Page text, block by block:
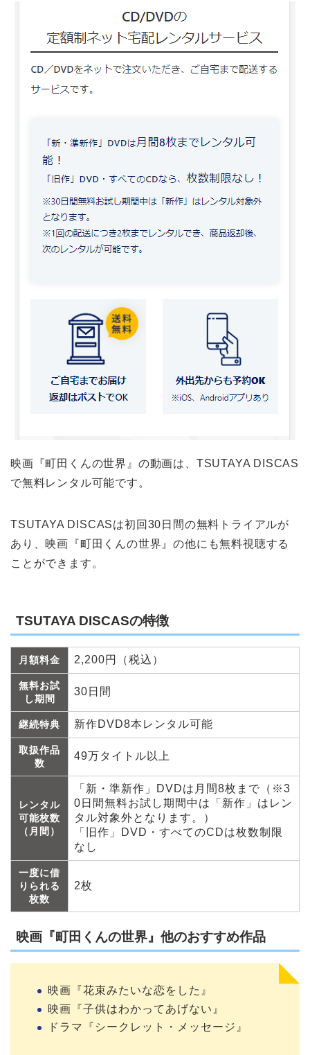
映画『町田くんの世界』の動画は、TSUTAYA DISCAS
で無料レンタル可能です。
TSUTAYA DISCASは初回30日間の無料トライアルが
あり、映画『町田くんの世界』の他にも無料視聴する
ことができます。
TSUTAYA DISCASの特徴
月額料金 2,200円（税込）
無料お試
し期間
30日間
継続特典 新作DVD8本レンタル可能
取扱作品
数
49万タイトル以上
レンタル
可能枚数
（月間）
「新・準新作」DVDは月間8枚まで（※3
0日間無料お試し期間中は「新作」はレン
タル対象外となります。）
「旧作」DVD・すべてのCDは枚数制限
なし
一度に借
りられる
枚数
2枚
映画『町田くんの世界』他のおすすめ作品
映画『花束みたいな恋をした』
映画『子供はわかってあげない』
ドラマ『シークレット・メッセージ』